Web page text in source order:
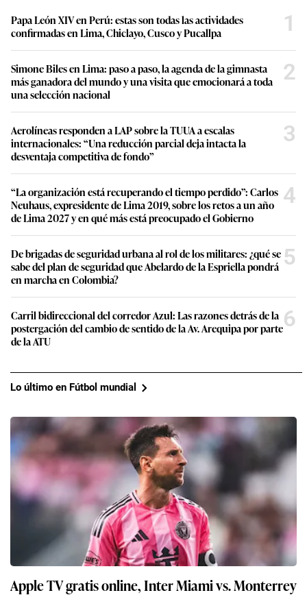
Papa León XIV en Perú: estas son todas las actividades
confirmadas en Lima, Chiclayo, Cusco y Pucallpa
1
Simone Biles en Lima: paso a paso, la agenda de la gimnasta
más ganadora del mundo y una visita que emocionará a toda
una selección nacional
2
Aerolíneas responden a LAP sobre la TUUA a escalas
internacionales: “Una reducción parcial deja intacta la
desventaja competitiva de fondo”
3
“La organización está recuperando el tiempo perdido”: Carlos
Neuhaus, expresidente de Lima 2019, sobre los retos a un año
de Lima 2027 y en qué más está preocupado el Gobierno
4
De brigadas de seguridad urbana al rol de los militares: ¿qué se
sabe del plan de seguridad que Abelardo de la Espriella pondrá
en marcha en Colombia?
5
Carril bidireccional del corredor Azul: Las razones detrás de la
postergación del cambio de sentido de la Av. Arequipa por parte
de la ATU
6
Lo último en Fútbol mundial
Apple TV gratis online, Inter Miami vs. Monterrey